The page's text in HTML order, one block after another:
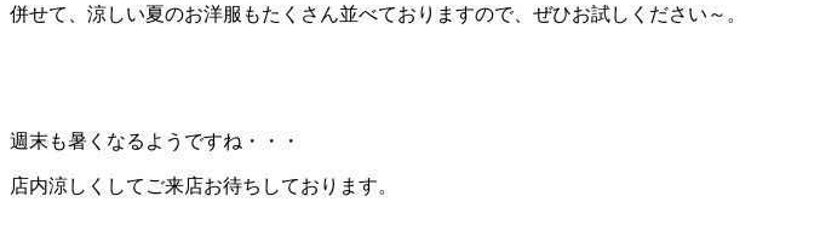
併せて、涼しい夏のお洋服もたくさん並べておりますので、ぜひお試しください～。
週末も暑くなるようですね・・・
店内涼しくしてご来店お待ちしております。